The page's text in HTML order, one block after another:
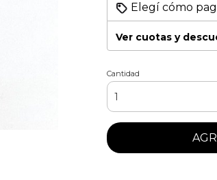
Elegí cómo
Ver cuotas y
Cantidad